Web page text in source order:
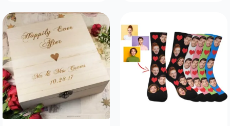
14,90 €
hasta
29,90 €